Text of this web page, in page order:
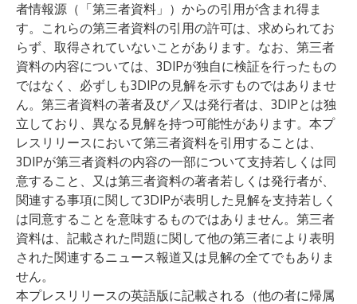
者情報源（「第三者資料」）からの引用が含まれ得ま
す。これらの第三者資料の引用の許可は、求められてお
らず、取得されていないことがあります。なお、第三者
資料の内容については、3DIPが独自に検証を行ったもの
ではなく、必ずしも3DIPの見解を示すものではありませ
ん。第三者資料の著者及び／又は発行者は、3DIPとは独
立しており、異なる見解を持つ可能性があります。本プ
レスリリースにおいて第三者資料を引用することは、
3DIPが第三者資料の内容の一部について支持若しくは同
意すること、又は第三者資料の著者若しくは発行者が、
関連する事項に関して3DIPが表明した見解を支持若しく
は同意することを意味するものではありません。第三者
資料は、記載された問題に関して他の第三者により表明
された関連するニュース報道又は見解の全てでもありま
せん。
本プレスリリースの英語版に記載される（他の者に帰属